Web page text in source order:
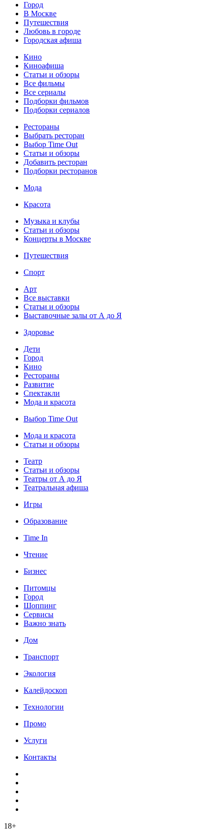
Город
В Москве
Путешествия
Любовь в городе
Городская афиша
Кино
Киноафиша
Статьи и обзоры
Все фильмы
Все сериалы
Подборки фильмов
Подборки сериалов
Рестораны
Выбрать ресторан
Выбор Time Out
Статьи и обзоры
Добавить ресторан
Подборки ресторанов
Мода
Красота
Музыка и клубы
Статьи и обзоры
Концерты в Москве
Путешествия
Спорт
Арт
Все выставки
Статьи и обзоры
Выставочные залы от А до Я
Здоровье
Дети
Город
Кино
Рестораны
Развитие
Спектакли
Мода и красота
Выбор Time Out
Мода и красота
Статьи и обзоры
Театр
Статьи и обзоры
Театры от А до Я
Театральная афиша
Игры
Образование
Time In
Чтение
Бизнес
Питомцы
Город
Шоппинг
Сервисы
Важно знать
Дом
Транспорт
Экология
Калейдоскоп
Технологии
Промо
Услуги
Контакты
18+